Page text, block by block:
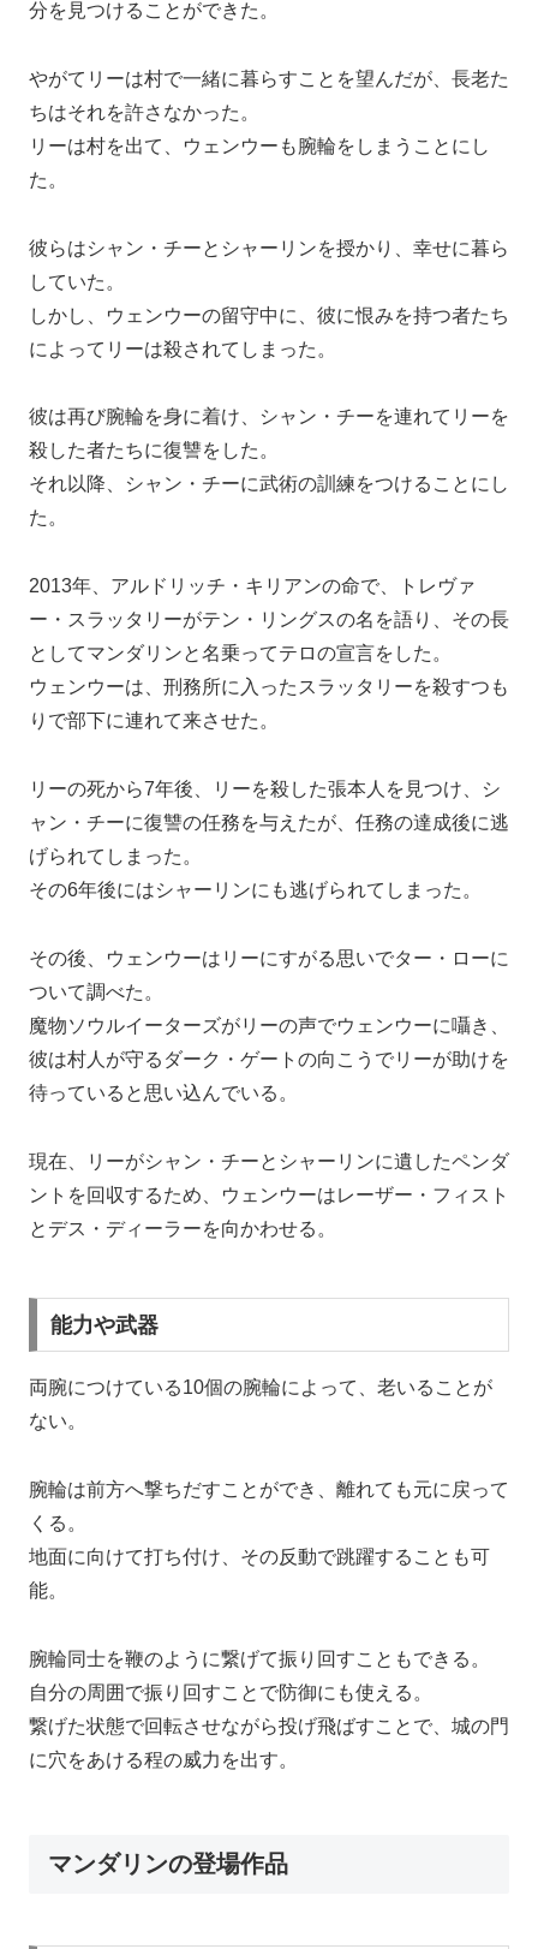
分を見つけることができた。
やがてリーは村で一緒に暮らすことを望んだが、長老た
ちはそれを許さなかった。
リーは村を出て、ウェンウーも腕輪をしまうことにし
た。
彼らはシャン・チーとシャーリンを授かり、幸せに暮ら
していた。
しかし、ウェンウーの留守中に、彼に恨みを持つ者たち
によってリーは殺されてしまった。
彼は再び腕輪を身に着け、シャン・チーを連れてリーを
殺した者たちに復讐をした。
それ以降、シャン・チーに武術の訓練をつけることにし
た。
2013年、アルドリッチ・キリアンの命で、トレヴァ
ー・スラッタリーがテン・リングスの名を語り、その長
としてマンダリンと名乗ってテロの宣言をした。
ウェンウーは、刑務所に入ったスラッタリーを殺すつも
りで部下に連れて来させた。
リーの死から7年後、リーを殺した張本人を見つけ、シ
ャン・チーに復讐の任務を与えたが、任務の達成後に逃
げられてしまった。
その6年後にはシャーリンにも逃げられてしまった。
その後、ウェンウーはリーにすがる思いでター・ローに
ついて調べた。
魔物ソウルイーターズがリーの声でウェンウーに囁き、
彼は村人が守るダーク・ゲートの向こうでリーが助けを
待っていると思い込んでいる。
現在、リーがシャン・チーとシャーリンに遺したペンダ
ントを回収するため、ウェンウーはレーザー・フィスト
とデス・ディーラーを向かわせる。
能力や武器
両腕につけている10個の腕輪によって、老いることが
ない。
腕輪は前方へ撃ちだすことができ、離れても元に戻って
くる。
地面に向けて打ち付け、その反動で跳躍することも可
能。
腕輪同士を鞭のように繋げて振り回すこともできる。
自分の周囲で振り回すことで防御にも使える。
繋げた状態で回転させながら投げ飛ばすことで、城の門
に穴をあける程の威力を出す。
マンダリンの登場作品